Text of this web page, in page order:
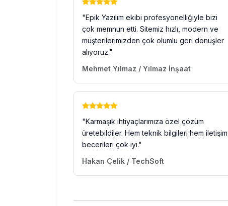
"Epik Yazılım ekibi profesyonelliğiyle bizi
çok memnun etti. Sitemiz hızlı, modern ve
müşterilerimizden çok olumlu geri dönüşler
alıyoruz."
Mehmet Yılmaz / Yılmaz İnşaat
"Karmaşık ihtiyaçlarımıza özel çözüm
üretebildiler. Hem teknik bilgileri hem iletişim
becerileri çok iyi."
Hakan Çelik / TechSoft